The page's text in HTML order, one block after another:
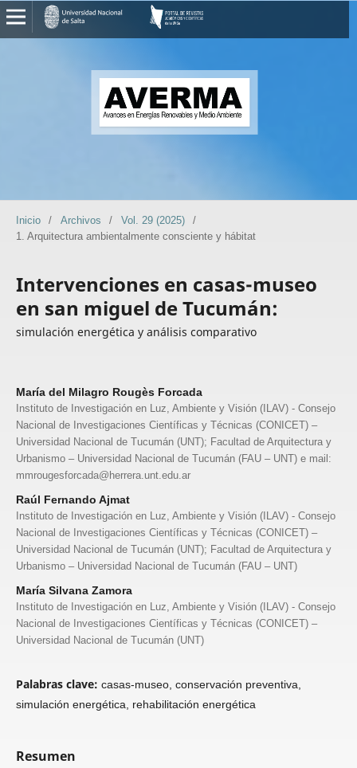
Inicio / Archivos / Vol. 29 (2025)
/
1. Arquitectura ambientalmente consciente y hábitat
Intervenciones en casas-museo
en san miguel de Tucumán:
simulación energética y análisis comparativo
María del Milagro Rougès Forcada
Instituto de Investigación en Luz, Ambiente y Visión (ILAV) - Consejo
Nacional de Investigaciones Científicas y Técnicas (CONICET) –
Universidad Nacional de Tucumán (UNT); Facultad de Arquitectura y
Urbanismo – Universidad Nacional de Tucumán (FAU – UNT) e mail:
mmrougesforcada@herrera.unt.edu.ar
Raúl Fernando Ajmat
Instituto de Investigación en Luz, Ambiente y Visión (ILAV) - Consejo
Nacional de Investigaciones Científicas y Técnicas (CONICET) –
Universidad Nacional de Tucumán (UNT); Facultad de Arquitectura y
Urbanismo – Universidad Nacional de Tucumán (FAU – UNT)
María Silvana Zamora
Instituto de Investigación en Luz, Ambiente y Visión (ILAV) - Consejo
Nacional de Investigaciones Científicas y Técnicas (CONICET) –
Universidad Nacional de Tucumán (UNT)
Palabras clave: casas-museo, conservación preventiva,
simulación energética, rehabilitación energética
Resumen